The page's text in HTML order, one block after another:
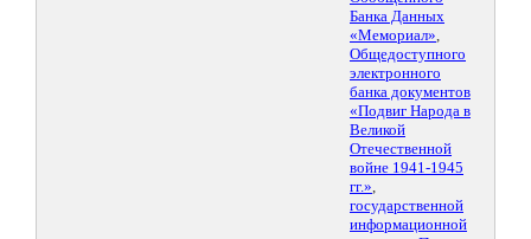
Банка Данных
«Мемориал»,
Общедоступного
электронного
банка документов
«Подвиг Народа в
Великой
Отечественной
войне 1941-1945
гг.»,
государственной
информационной